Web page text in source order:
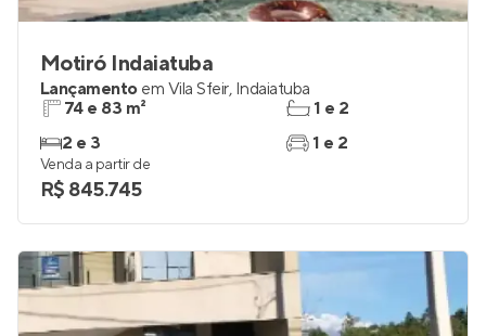
Motiró Indaiatuba
Lançamento em Vila Sfeir, Indaiatuba
74 e 83 m²
2 e 3
1 e 2
1 e 2
Venda a partir de
R$ 845.745